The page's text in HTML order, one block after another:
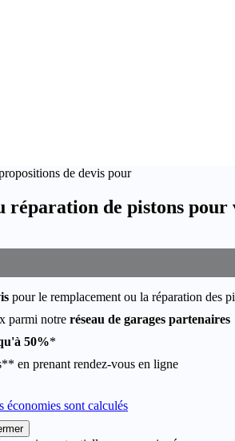
de devis pour
réparation de pistons
pour le remplacement ou la réparation des
parmi notre réseau de garages partenaires
50%*
en prenant rendez-vous en ligne
sont calculés